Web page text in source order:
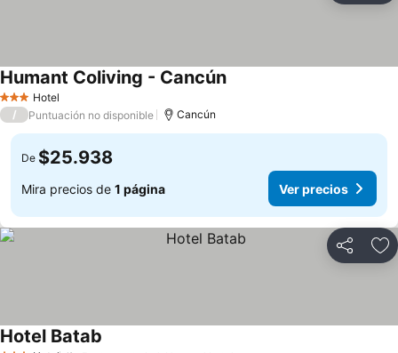
3 Estrellas
Hotel
Humant Coliving - Cancún
/ Puntuación no disponible Cancún
De $25.938
Mira precios de 1 página Ver precios
Compartir
Hotel Batab